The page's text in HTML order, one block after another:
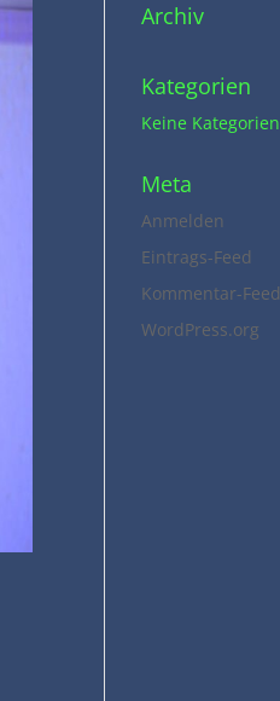
Archiv
Kategorien
Keine Kategorien
Meta
Anmelden
Eintrags-Feed
Kommentar-Feed
WordPress.org